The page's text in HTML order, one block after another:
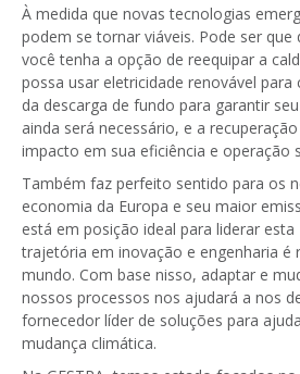
À medida que novas tecnologias
podem se tornar viáveis. Pode ser que
você tenha a opção de reequipar a
possa usar eletricidade renovável para
da descarga de fundo para garantir
ainda será necessário, e a
impacto em sua eficiência e operação
Também faz perfeito sentido para os
economia da Europa e seu maior
está em posição ideal para liderar
trajetória em inovação e engenharia é
mundo. Com base nisso, adaptar e
nossos processos nos ajudará a nos
fornecedor líder de soluções para
mudança climática.